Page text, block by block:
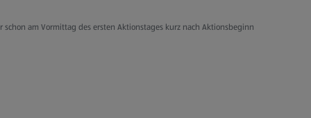
am Vormittag des ersten Aktionstages kurz nach Aktionsbeginn